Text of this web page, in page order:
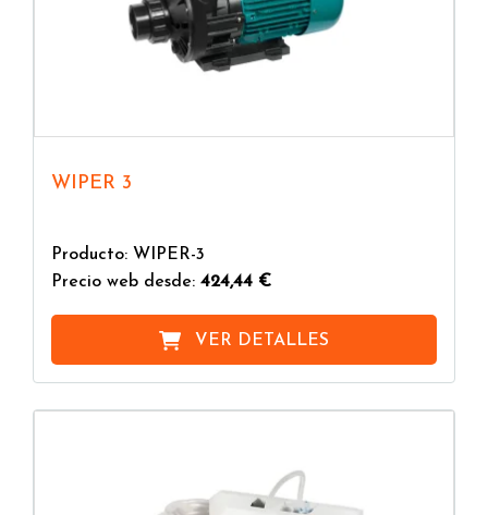
WIPER 3
Producto: WIPER-3
Precio web desde: 424,44 €
VER DETALLES